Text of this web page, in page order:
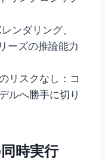
ンダリング、
ーズの推論能力
リスクなし：コ
ルへ勝手に切り
時実行